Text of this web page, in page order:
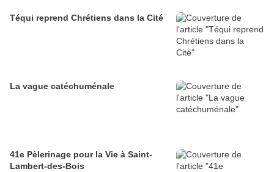
Téqui reprend Chrétiens dans la Cité
La vague catéchuménale
41e Pèlerinage pour la Vie à Saint-
Lambert-des-Bois